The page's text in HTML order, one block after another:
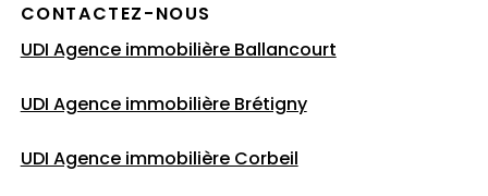
CONTACTEZ-NOUS
UDI Agence immobilière Ballancourt
UDI Agence immobilière Brétigny
UDI Agence immobilière Corbeil